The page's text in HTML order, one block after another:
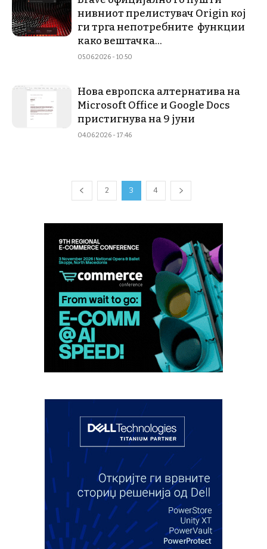
нивниот прелистувач Origin кој
ги трга непотребните функции
како вештачка...
05.06.2026 - 10:50
Нова европска алтернатива на
Microsoft Office и Google Docs
пристигнува на 9 јуни
04.06.2026 - 17:46
2 3 4